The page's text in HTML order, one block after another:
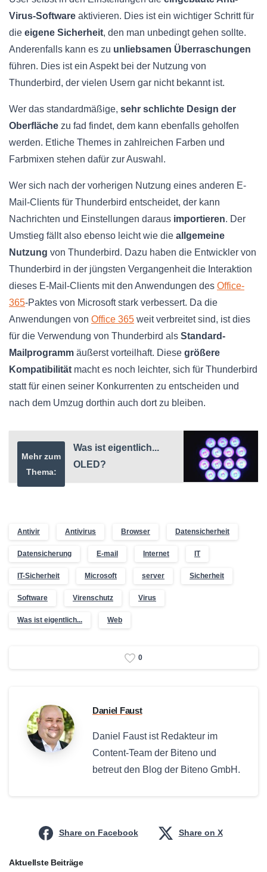
Virus-Software aktivieren. Dies ist ein wichtiger Schritt für
die eigene Sicherheit, den man unbedingt gehen sollte.
Anderenfalls kann es zu unliebsamen Überraschungen
führen. Dies ist ein Aspekt bei der Nutzung von
Thunderbird, der vielen Usern gar nicht bekannt ist.
Wer das standardmäßige, sehr schlichte Design der
Oberfläche zu fad findet, dem kann ebenfalls geholfen
werden. Etliche Themes in zahlreichen Farben und
Farbmixen stehen dafür zur Auswahl.
Wer sich nach der vorherigen Nutzung eines anderen E-
Mail-Clients für Thunderbird entscheidet, der kann
Nachrichten und Einstellungen daraus importieren. Der
Umstieg fällt also ebenso leicht wie die allgemeine
Nutzung von Thunderbird. Dazu haben die Entwickler von
Thunderbird in der jüngsten Vergangenheit die Interaktion
dieses E-Mail-Clients mit den Anwendungen des Office-
365-Paktes von Microsoft stark verbessert. Da die
Anwendungen von Office 365 weit verbreitet sind, ist dies
für die Verwendung von Thunderbird als Standard-
Mailprogramm äußerst vorteilhaft. Diese größere
Kompatibilität macht es noch leichter, sich für Thunderbird
statt für einen seiner Konkurrenten zu entscheiden und
nach dem Umzug dorthin auch dort zu bleiben.
Mehr zum
Thema:
Was ist eigentlich...
OLED?
Antivir Antivirus Browser Datensicherheit
Datensicherung E-mail Internet IT
IT-Sicherheit Microsoft server Sicherheit
Software Virenschutz Virus
Was ist eigentlich... Web
0
Daniel Faust
Daniel Faust ist Redakteur im
Content-Team der Biteno und
betreut den Blog der Biteno GmbH.
Share on Facebook Share on X
Aktuellste Beiträge